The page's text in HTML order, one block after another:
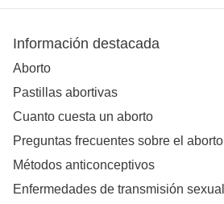
Información destacada
Aborto
Pastillas abortivas
Cuanto cuesta un aborto
Preguntas frecuentes sobre el aborto
Métodos anticonceptivos
Enfermedades de transmisión sexual